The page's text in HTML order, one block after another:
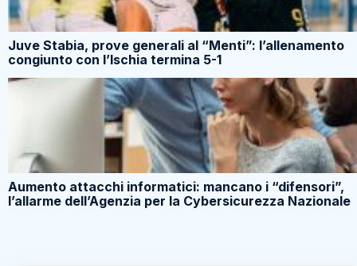
Juve Stabia, prove generali al “Menti”: l’allenamento
congiunto con l’Ischia termina 5-1
Aumento attacchi informatici: mancano i “difensori”,
l’allarme dell’Agenzia per la Cybersicurezza Nazionale